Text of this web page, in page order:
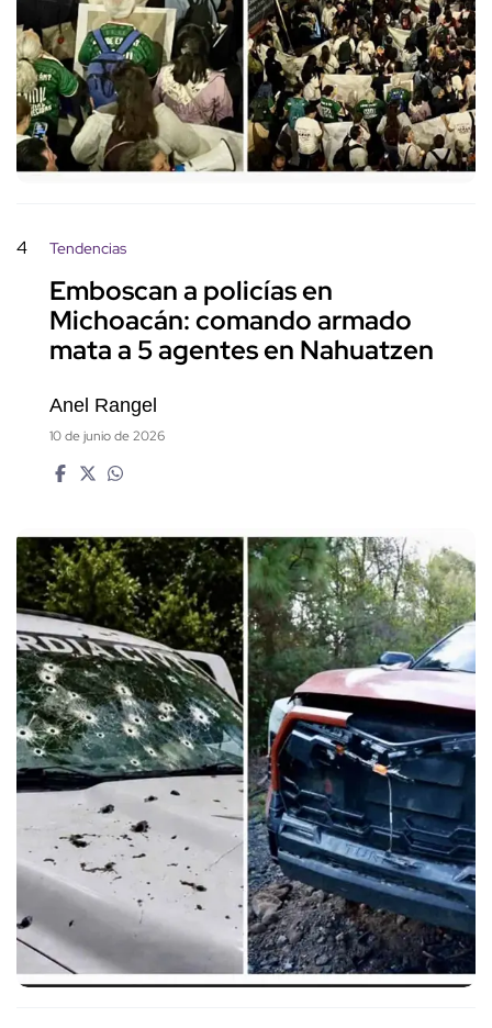
4 Tendencias
Emboscan a policías en
Michoacán: comando armado
mata a 5 agentes en Nahuatzen
Anel Rangel
10 de junio de 2026